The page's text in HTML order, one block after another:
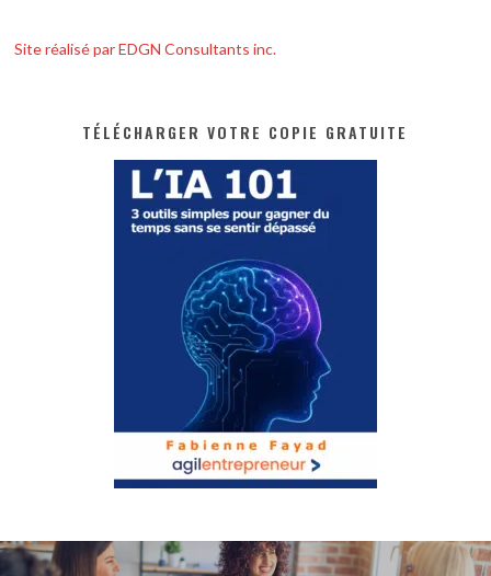
Site réalisé par EDGN Consultants inc.
TÉLÉCHARGER VOTRE COPIE GRATUITE